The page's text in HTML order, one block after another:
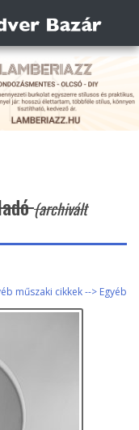
(archivált
műszaki cikkek --> Egyéb